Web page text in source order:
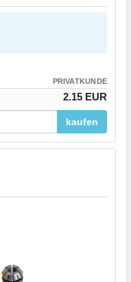
PRIVATKUNDE
2.15 EUR
kaufen